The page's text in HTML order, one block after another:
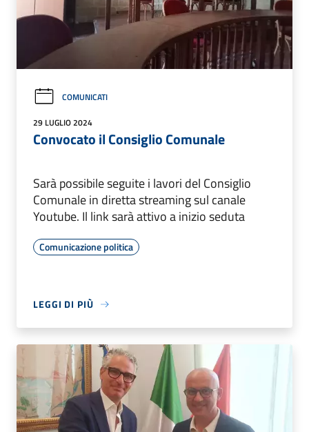
COMUNICATI
29 LUGLIO 2024
Convocato il Consiglio Comunale
Sarà possibile seguite i lavori del Consiglio
Comunale in diretta streaming sul canale
Youtube. Il link sarà attivo a inizio seduta
Comunicazione politica
LEGGI DI PIÙ